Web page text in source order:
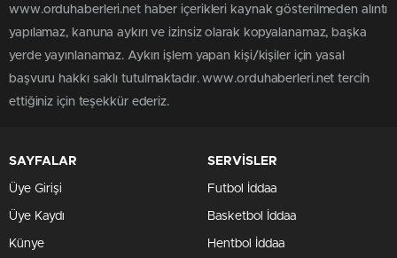
www.orduhaberleri.net haber içerikleri kaynak gösterilmeden alıntı
yapılamaz, kanuna aykırı ve izinsiz olarak kopyalanamaz, başka
yerde yayınlanamaz. Aykırı işlem yapan kişi/kişiler için yasal
başvuru hakkı saklı tutulmaktadır. www.orduhaberleri.net tercih
ettiğiniz için teşekkür ederiz.
SAYFALAR
Üye Girişi
Üye Kaydı
Künye
SERVİSLER
Futbol İddaa
Basketbol İddaa
Hentbol İddaa